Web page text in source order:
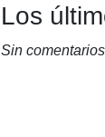
Los
Sin